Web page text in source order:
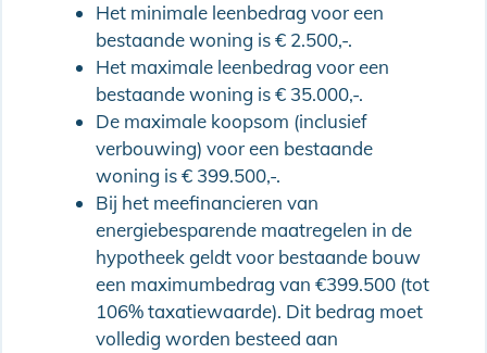
Het minimale leenbedrag voor een
bestaande woning is € 2.500,-.
Het maximale leenbedrag voor een
bestaande woning is € 35.000,-.
De maximale koopsom (inclusief
verbouwing) voor een bestaande
woning is € 399.500,-.
Bij het meefinancieren van
energiebesparende maatregelen in de
hypotheek geldt voor bestaande bouw
een maximumbedrag van €399.500 (tot
106% taxatiewaarde). Dit bedrag moet
volledig worden besteed aan